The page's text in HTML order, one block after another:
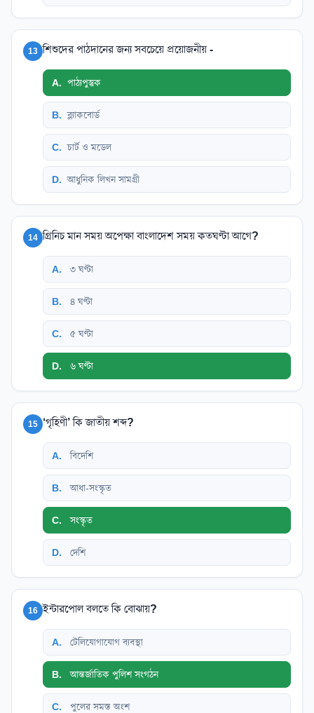
13 শিশুদের পাঠদানের জন্য সবচেয়ে প্রয়োজনীয় -
A. পাঠ্যপুস্তুক
B. ব্ল্যাকবোর্ড
C. চার্ট ও মডেল
D. আধুনিক লিখন সামগ্রী
14 গ্রিনিচ মান সময় অপেক্ষা বাংলাদেশ সময় কতঘণ্টা আগে?
A. ৩ ঘণ্টা
B. ৪ ঘণ্টা
C. ৫ ঘণ্টা
D. ৬ ঘণ্টা
15 ‘গৃহিণী’ কি জাতীয় শব্দ?
A. বিদেশি
B. আধা-সংস্কৃত
C. সংস্কৃত
D. দেশি
16 ইন্টারপোল বলতে কি বোঝায়?
A. টেলিযোগাযোগ ব্যবস্থা
B. আন্তর্জাতিক পুলিশ সংগঠন
C. পুলের সমস্ত অংশ